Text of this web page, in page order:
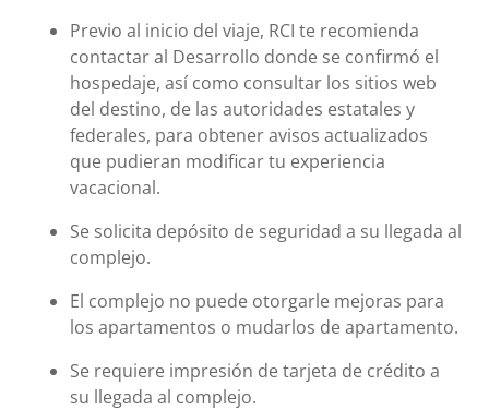
Previo al inicio del viaje, RCI te recomienda
contactar al Desarrollo donde se confirmó el
hospedaje, así como consultar los sitios web
del destino, de las autoridades estatales y
federales, para obtener avisos actualizados
que pudieran modificar tu experiencia
vacacional.
Se solicita depósito de seguridad a su llegada al
complejo.
El complejo no puede otorgarle mejoras para
los apartamentos o mudarlos de apartamento.
Se requiere impresión de tarjeta de crédito a
su llegada al complejo.